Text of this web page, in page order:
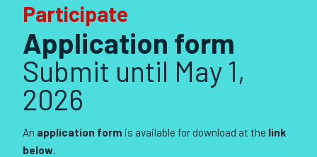
Participate
Application form
Submit until May 1,
2026
An application form is available for download at the link
below.